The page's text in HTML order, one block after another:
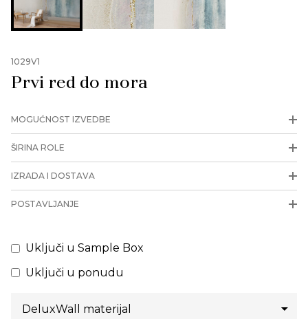
1029V1
Prvi red do mora
MOGUĆNOST IZVEDBE
ŠIRINA ROLE
IZRADA I DOSTAVA
POSTAVLJANJE
Uključi u Sample Box
Uključi u ponudu